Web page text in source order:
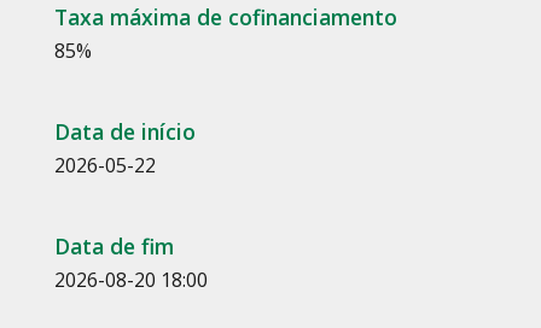
Taxa máxima de cofinanciamento
85%
Data de início
2026-05-22
Data de fim
2026-08-20 18:00